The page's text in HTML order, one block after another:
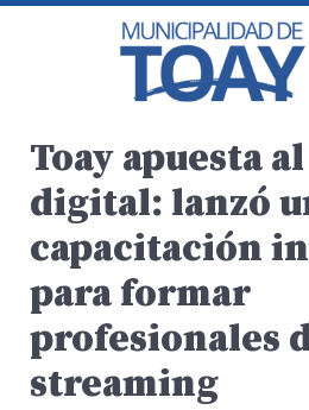
Toay apuesta
digital: lanzó
capacitación
para formar
profesionales
streaming